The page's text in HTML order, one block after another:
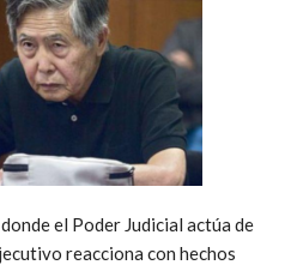
el Poder Judicial actúa de
reacciona con hechos